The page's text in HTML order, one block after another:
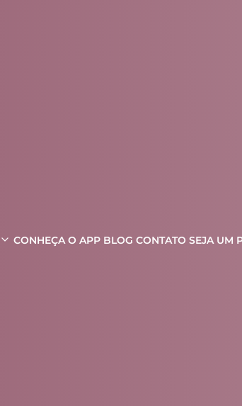
CONHEÇA O APP BLOG CONTATO SEJA UM